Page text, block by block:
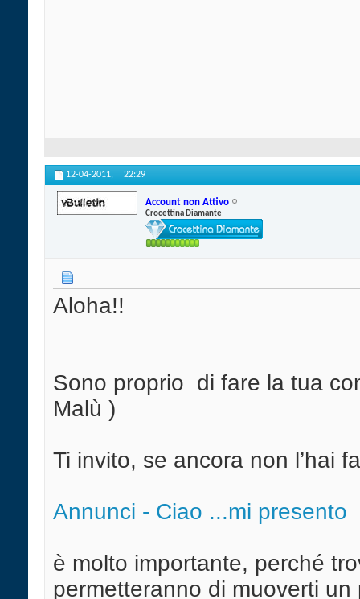
12-04-2011, 22:29
Account non Attivo
Crocettina Diamante
Aloha!!
Sono proprio di fare la tua
Malù )
Ti invito, se ancora non l’hai
Annunci - Ciao ...mi presento
è molto importante, perché
permetteranno di muoverti un